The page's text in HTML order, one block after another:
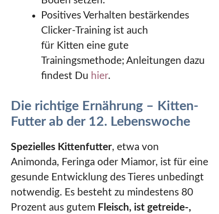
Positives Verhalten bestärkendes
Clicker-Training ist auch
für Kitten eine gute
Trainingsmethode; Anleitungen dazu
findest Du hier.
Die richtige Ernährung – Kitten-
Futter ab der 12. Lebenswoche
Spezielles Kittenfutter, etwa von
Animonda, Feringa oder Miamor, ist für eine
gesunde Entwicklung des Tieres unbedingt
notwendig. Es besteht zu mindestens 80
Prozent aus gutem Fleisch, ist getreide-,